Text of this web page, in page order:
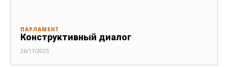
ПАРЛАМЕНТ
Конструктивный диалог
26/11/2025